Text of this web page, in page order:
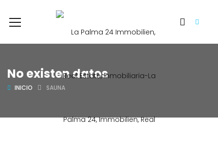
No existen datos
INICIO SAUNA